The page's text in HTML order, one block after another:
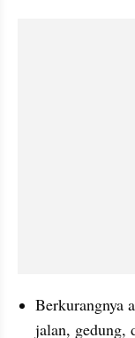
Berkurangnya
jalan, gedung,